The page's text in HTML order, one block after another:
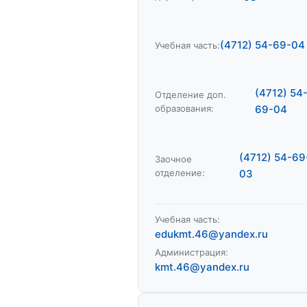
Учебная часть:(4712) 54-69-04
Отделение доп.
образования:
(4712)
69-04
Заочное
отделение:
(4712) 54-
03
Учебная часть:
edukmt.46@yandex.ru
Администрация:
kmt.46@yandex.ru